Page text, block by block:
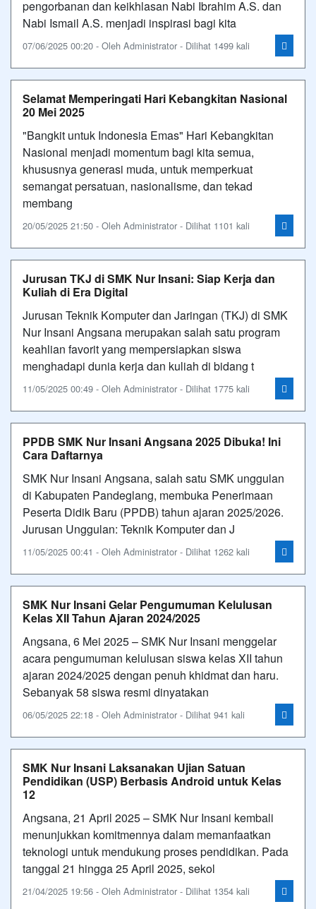
pengorbanan dan keikhlasan Nabi Ibrahim A.S. dan
Nabi Ismail A.S. menjadi inspirasi bagi kita
07/06/2025 00:20 - Oleh Administrator - Dilihat 1499 kali
Selamat Memperingati Hari Kebangkitan Nasional
20 Mei 2025
"Bangkit untuk Indonesia Emas" Hari Kebangkitan
Nasional menjadi momentum bagi kita semua,
khususnya generasi muda, untuk memperkuat
semangat persatuan, nasionalisme, dan tekad
membang
20/05/2025 21:50 - Oleh Administrator - Dilihat 1101 kali
Jurusan TKJ di SMK Nur Insani: Siap Kerja dan
Kuliah di Era Digital
Jurusan Teknik Komputer dan Jaringan (TKJ) di SMK
Nur Insani Angsana merupakan salah satu program
keahlian favorit yang mempersiapkan siswa
menghadapi dunia kerja dan kuliah di bidang t
11/05/2025 00:49 - Oleh Administrator - Dilihat 1775 kali
PPDB SMK Nur Insani Angsana 2025 Dibuka! Ini
Cara Daftarnya
SMK Nur Insani Angsana, salah satu SMK unggulan
di Kabupaten Pandeglang, membuka Penerimaan
Peserta Didik Baru (PPDB) tahun ajaran 2025/2026.
Jurusan Unggulan: Teknik Komputer dan J
11/05/2025 00:41 - Oleh Administrator - Dilihat 1262 kali
SMK Nur Insani Gelar Pengumuman Kelulusan
Kelas XII Tahun Ajaran 2024/2025
Angsana, 6 Mei 2025 – SMK Nur Insani menggelar
acara pengumuman kelulusan siswa kelas XII tahun
ajaran 2024/2025 dengan penuh khidmat dan haru.
Sebanyak 58 siswa resmi dinyatakan
06/05/2025 22:18 - Oleh Administrator - Dilihat 941 kali
SMK Nur Insani Laksanakan Ujian Satuan
Pendidikan (USP) Berbasis Android untuk Kelas
12
Angsana, 21 April 2025 – SMK Nur Insani kembali
menunjukkan komitmennya dalam memanfaatkan
teknologi untuk mendukung proses pendidikan. Pada
tanggal 21 hingga 25 April 2025, sekol
21/04/2025 19:56 - Oleh Administrator - Dilihat 1354 kali